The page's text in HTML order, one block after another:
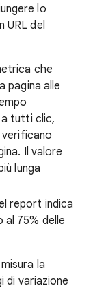
lo
URL del
che
pagina alle
a tutti clic,
Il valore
lunga
report indica
al 75% delle
la
di variazione